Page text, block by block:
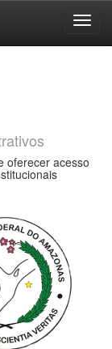
oferecer acesso